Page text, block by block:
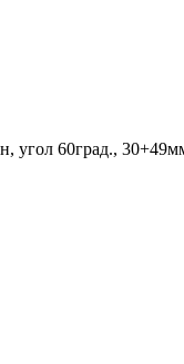
угол 60град.,